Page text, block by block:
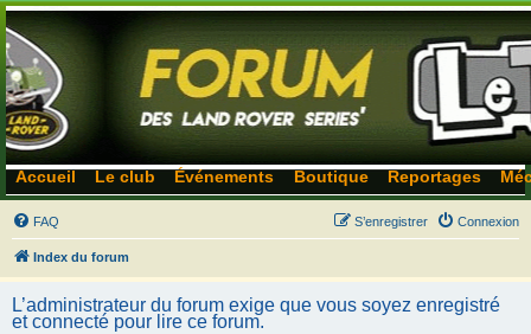
Accueil Le club Événements Boutique Reportages
FAQ Connexion
S’enregistrer
Index du forum
L’administrateur du forum exige que vous soyez enregistré
et connecté pour lire ce forum.